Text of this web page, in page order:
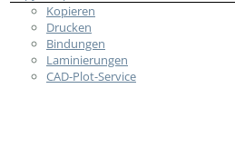
Kopieren
Drucken
Bindungen
Laminierungen
CAD-Plot-Service